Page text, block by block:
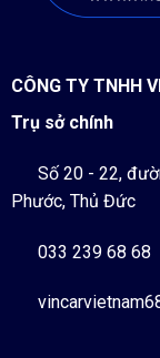
CÔNG TY TNHH
Trụ sở chính
Số 20 - 22,
Phước, Thủ Đức
033 239 68 68